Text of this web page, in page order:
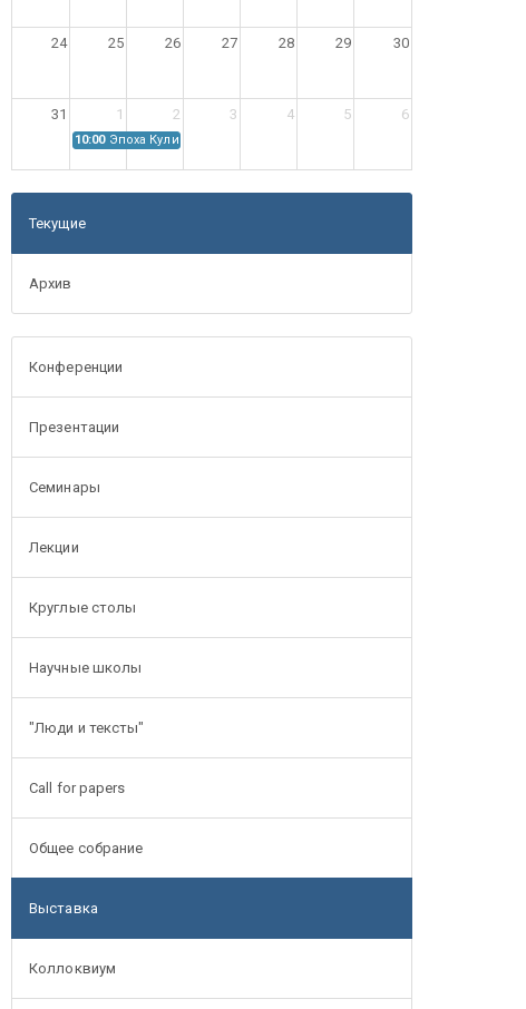
24 25 26 27 28 29 30
31 1 2 3 4 5 6
10:00 Эпоха Куликовской битвы: Проблемы источниковедения
Текущие
Архив
Конференции
Презентации
Семинары
Лекции
Круглые столы
Научные школы
"Люди и тексты"
Call for papers
Общее собрание
Выставка
Коллоквиум